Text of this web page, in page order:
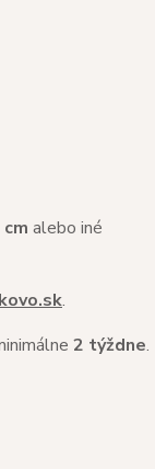
alebo iné
.
2 týždne.